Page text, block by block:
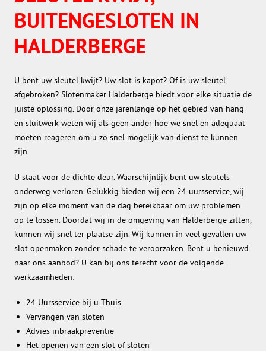
BUITENGESLOTEN IN
HALDERBERGE
U bent uw sleutel kwijt? Uw slot is kapot? Of is uw sleutel
afgebroken? Slotenmaker Halderberge biedt voor elke situatie de
juiste oplossing. Door onze jarenlange op het gebied van hang
en sluitwerk weten wij als geen ander hoe we snel en adequaat
moeten reageren om u zo snel mogelijk van dienst te kunnen
zijn
U staat voor de dichte deur. Waarschijnlijk bent uw sleutels
onderweg verloren. Gelukkig bieden wij een 24 uursservice, wij
zijn op elke moment van de dag bereikbaar om uw problemen
op te lossen. Doordat wij in de omgeving van Halderberge zitten,
kunnen wij snel ter plaatse zijn. Wij kunnen in veel gevallen uw
slot openmaken zonder schade te veroorzaken. Bent u benieuwd
naar ons aanbod? U kan bij ons terecht voor de volgende
werkzaamheden:
24 Uursservice bij u Thuis
Vervangen van sloten
Advies inbraakpreventie
Het openen van een slot of sloten